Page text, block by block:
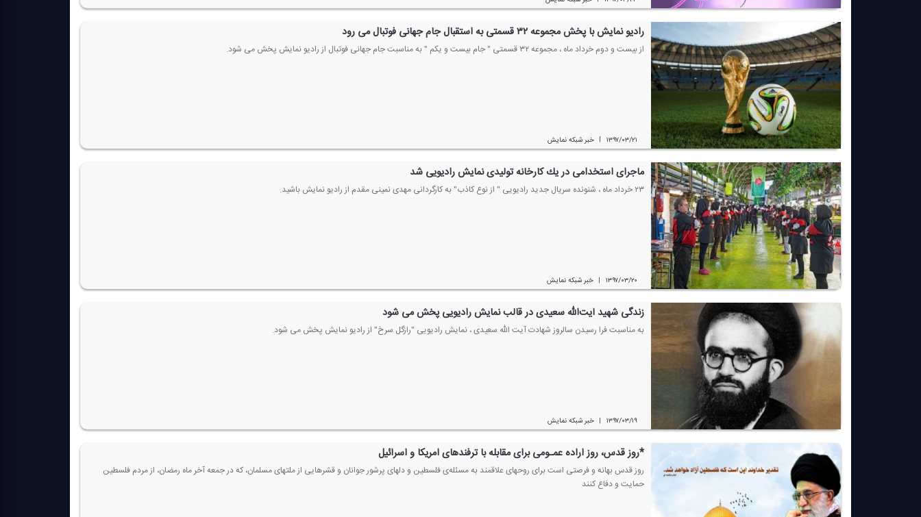
رادیو نمایش با پخش مجموعه ۳۲ قسمتی به استقبال جام جهانی فوتبال می رود
از بیست و دوم خرداد ماه ، مجموعه ۳۲ قسمتی " جام بیست و یكم " به مناسبت جام جهانی فوتبال از رادیو نمایش پخش می شود.
۱۳۹۷/۰۳/۲۱ | خبر شبكه نمایش
ماجرای استخدامی در یك كارخانه تولیدی نمایش رادیویی شد
۲۳ خرداد ماه ، شنونده سریال جدید رادیویی " از نوع كاذب" به كارگردانی مهدی نمینی مقدم از رادیو نمایش باشید.
۱۳۹۷/۰۳/۲۰ | خبر شبكه نمایش
زندگی شهید آیت‌الله سعیدی در قالب نمایش رادیویی پخش می شود
به مناسبت فرا رسیدن سالروز شهادت آیت الله سعیدی ، نمایش رادیویی "رازگل سرخ" از رادیو نمایش پخش می شود.
۱۳۹۷/۰۳/۱۹ | خبر شبكه نمایش
*روز قدس، روز اراده عمـومی برای مقابله با ترفندهای امریكا و اسرائیل
روز قدس بهانه‌ و فرصتی است برای روحهای علاقمند به مسئله‌ی فلسطین و دلهای پرشور جوانان و قشرهایی از ملتهای مسلمان، كه در جمعه‌ آخر ماه رمضان، از مردم فلسطین
حمایت و دفاع كنند